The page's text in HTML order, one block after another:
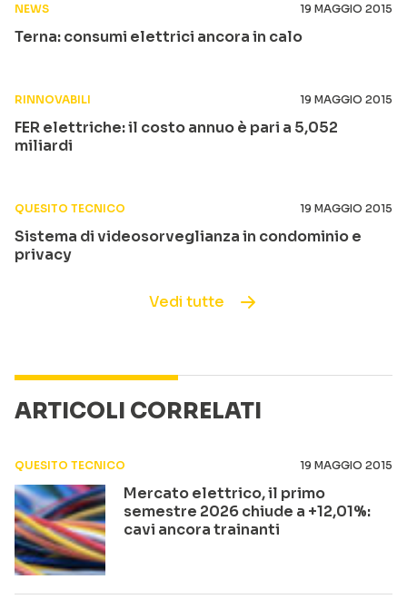
NEWS 19 MAGGIO 2015
Terna: consumi elettrici ancora in calo
RINNOVABILI 19 MAGGIO 2015
FER elettriche: il costo annuo è pari a 5,052
miliardi
QUESITO TECNICO 19 MAGGIO 2015
Sistema di videosorveglianza in condominio e
privacy
Vedi tutte
ARTICOLI CORRELATI
QUESITO TECNICO 19 MAGGIO 2015
Mercato elettrico, il primo
semestre 2026 chiude a +12,01%:
cavi ancora trainanti